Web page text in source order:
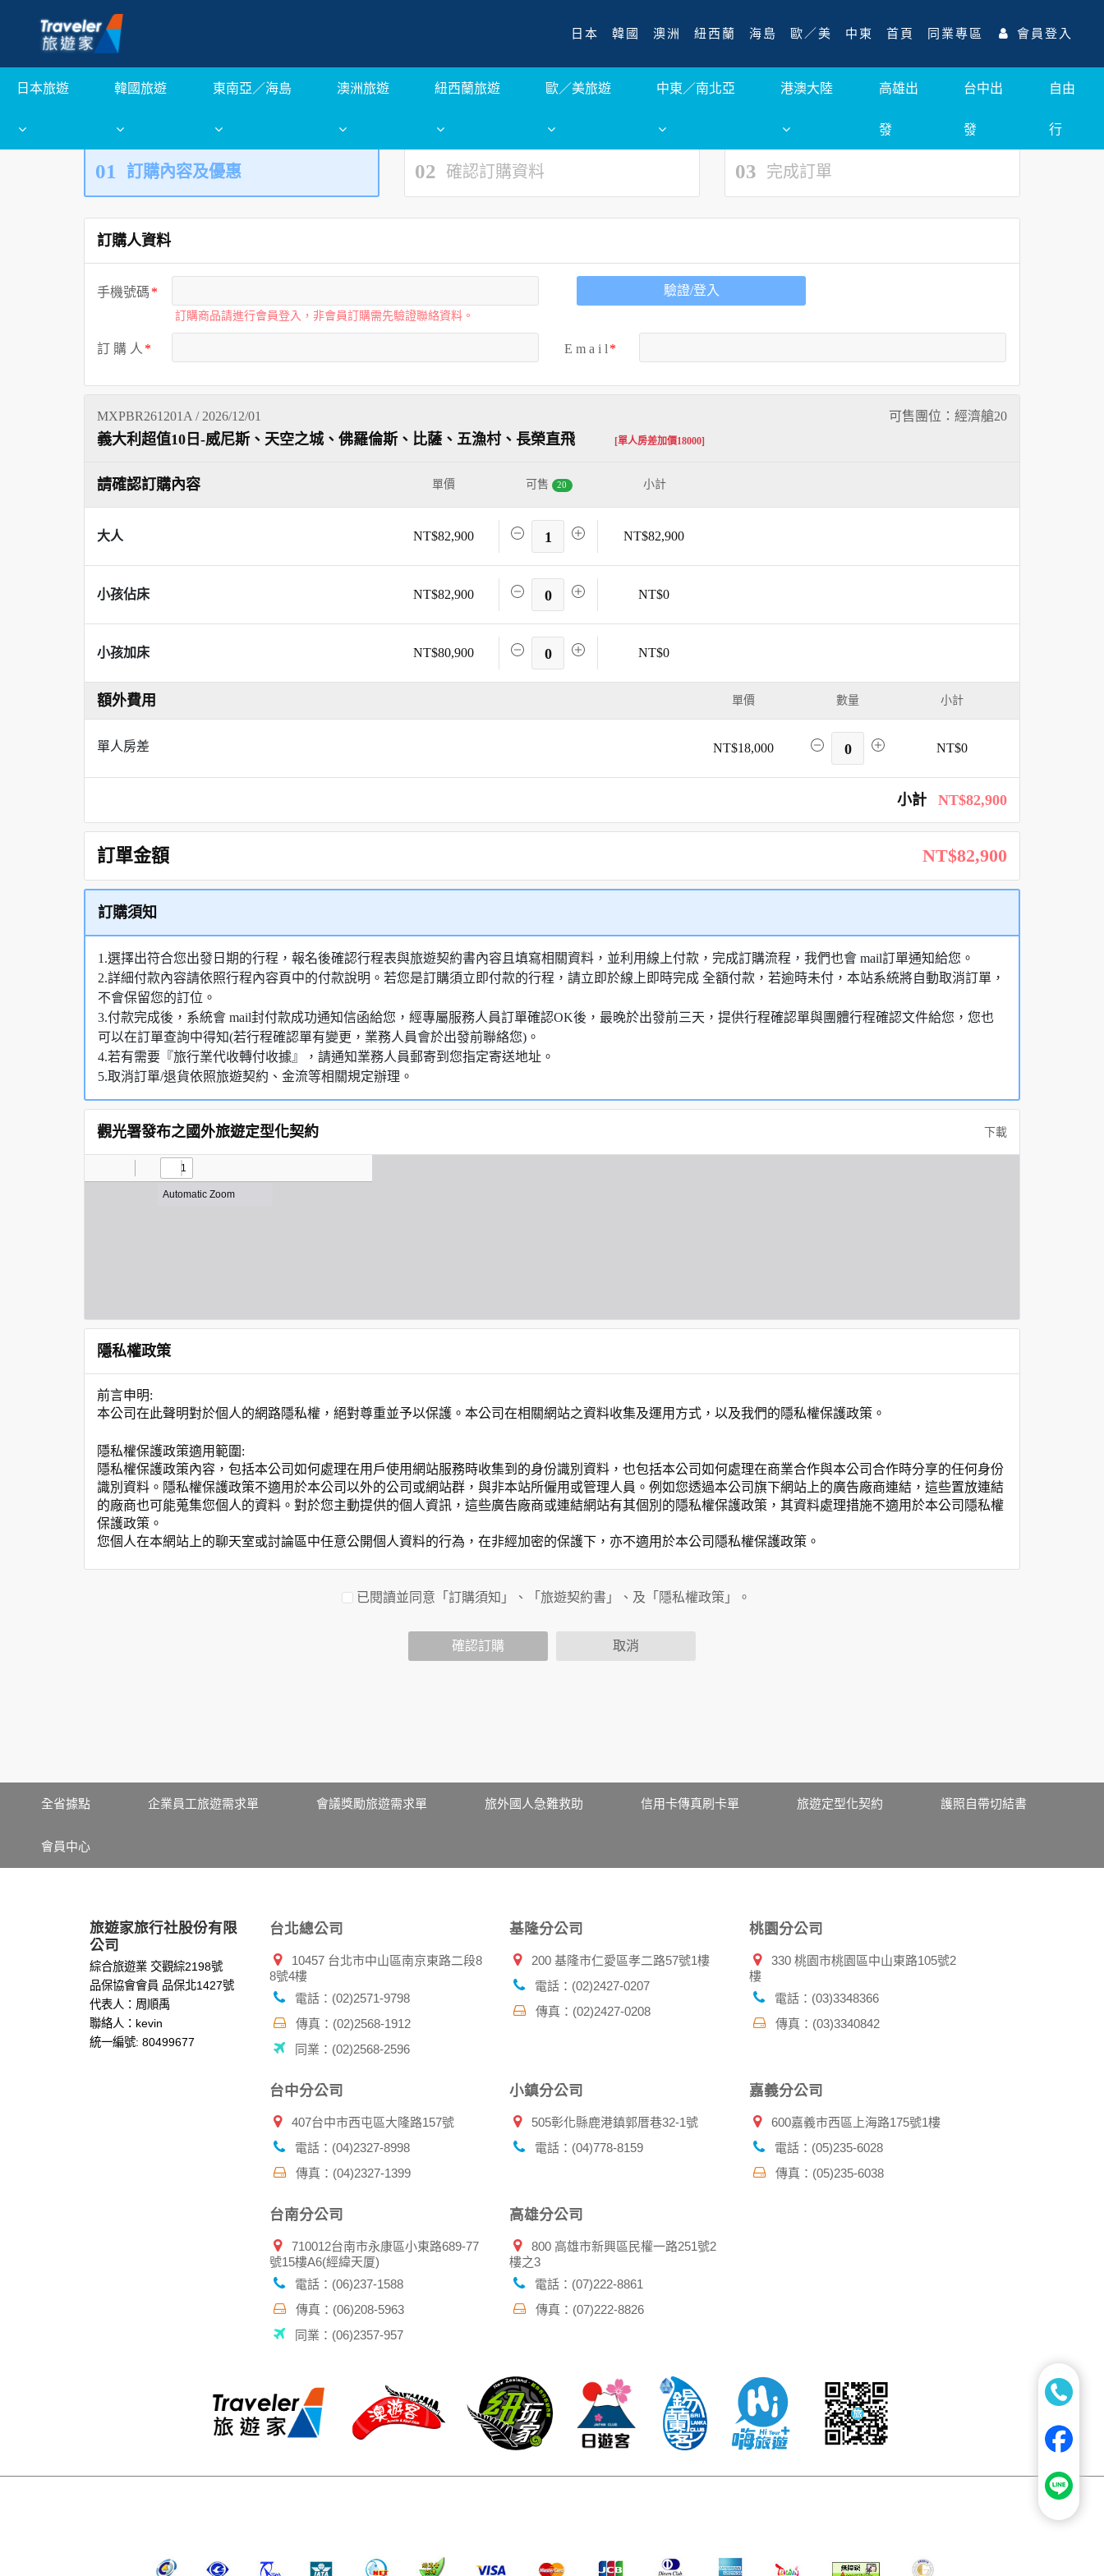
日本 韓國 澳洲 紐西蘭 海島 歐／美 中東 首頁 同業專區 會員登入
日本旅遊 韓國旅遊 東南亞／海島 澳洲旅遊 紐西蘭旅遊 歐／美旅遊 中東／南北亞 港澳大陸 高雄出
發
台中出
發
自由
行
01 訂購內容及優惠 02 確認訂購資料 03 完成訂單
訂購人資料
手機號碼
訂購商品請進行會員登入，非會員訂購需先驗證聯絡資料。
驗證/登入
訂 購 人 E m a i l
MXPBR261201A / 2026/12/01 可售團位：經濟艙20
義大利超值10日-威尼斯、天空之城、佛羅倫斯、比薩、五漁村、長榮直飛 [單人房差加價18000]
請確認訂購內容 單價 可售 20 小計
大人 NT$82,900 1 NT$82,900
小孩佔床 NT$82,900 0 NT$0
小孩加床 NT$80,900 0 NT$0
額外費用 單價 數量 小計
單人房差 NT$18,000 0 NT$0
小計 NT$82,900
訂單金額 NT$82,900
訂購須知
1.選擇出符合您出發日期的行程，報名後確認行程表與旅遊契約書內容且填寫相關資料，並利用線上付款，完成訂購流程，我們也會 mail訂單通知給您。
2.詳細付款內容請依照行程內容頁中的付款說明。若您是訂購須立即付款的行程，請立即於線上即時完成 全額付款，若逾時未付，本站系統將自動取消訂單，
不會保留您的訂位。
3.付款完成後，系統會 mail封付款成功通知信函給您，經專屬服務人員訂單確認OK後，最晚於出發前三天，提供行程確認單與團體行程確認文件給您，您也
可以在訂單查詢中得知(若行程確認單有變更，業務人員會於出發前聯絡您)。
4.若有需要『旅行業代收轉付收據』，請通知業務人員郵寄到您指定寄送地址。
5.取消訂單/退貨依照旅遊契約、金流等相關規定辦理。
觀光署發布之國外旅遊定型化契約 下載
隱私權政策
前言申明:
本公司在此聲明對於個人的網路隱私權，絕對尊重並予以保護。本公司在相關網站之資料收集及運用方式，以及我們的隱私權保護政策。
隱私權保護政策適用範圍:
隱私權保護政策內容，包括本公司如何處理在用戶使用網站服務時收集到的身份識別資料，也包括本公司如何處理在商業合作與本公司合作時分享的任何身份
識別資料。隱私權保護政策不適用於本公司以外的公司或網站群，與非本站所僱用或管理人員。例如您透過本公司旗下網站上的廣告廠商連結，這些置放連結
的廠商也可能蒐集您個人的資料。對於您主動提供的個人資訊，這些廣告廠商或連結網站有其個別的隱私權保護政策，其資料處理措施不適用於本公司隱私權
保護政策。
您個人在本網站上的聊天室或討論區中任意公開個人資料的行為，在非經加密的保護下，亦不適用於本公司隱私權保護政策。
為了在本網站提供您最佳的互動性服務，可能會請您提供相關個人的資料，其範圍如下：
於一般瀏覽時，伺服器會自行記錄相關行徑，包括您使用連線設備的 IP 位址、使用時間、使用的瀏覽器、瀏覽及點選資料記錄等，做為我們增進網站服務的
其他除了上述，會保留您在上網瀏覽或查詢時，伺服器自行產生的相關記錄，包括您使用連線設備的 IP 位址、使用時間、使用的瀏覽器、瀏覽及點選資料紀
錄等。本網站會對個別連線者的瀏覽器予以標示，歸納使用者瀏覽器在本網站內部所瀏覽的網頁，除非您願意告知您的個人資料，否則本網站不會也無法將此
本網站將在事前或註冊登錄取得您的同意後，傳送商業性資料或電子郵件給您。本公司除了在該資料或電子郵件上註明是由本公司發送，也會在該資料或電子
資料使用:
本公司不會向任何人出售或出借您的個人識別資料。
在以下情況下， 本公司會向其他人士或公司提供您的個人識別資料：
1.遵守法令或政府機關的要求；或我們發覺您在網站上的行為違反本公司旗下網站的會員條款或產品、服務的特定使用指南。
2.為了保護使用者個人隱私，我們無法為您查詢其他使用者的帳號資料。若您有相關法律上問題需查閱他人資料時，請務必向警政單位提出告訴，我們將全力
配合警政單位調查並提供所有相關資料，以協助調查及破案！
自我保護措施:
服務後，務必記得登出帳戶或關閉網頁瀏覽器，以防止他人讀取您的個人資料。
已閱讀並同意「訂購須知」、「旅遊契約書」、及「隱私權政策」。
確認訂購 取消
全省據點 企業員工旅遊需求單 會議獎勵旅遊需求單 旅外國人急難救助 信用卡傳真刷卡單 旅遊定型化契約 護照自帶切結書
會員中心
旅遊家旅行社股份有限
公司
綜合旅遊業 交觀綜2198號
品保協會會員 品保北1427號
代表人：周順禹
聯絡人：kevin
統一編號: 80499677
台北總公司
10457 台北市中山區南京東路二段8
8號4樓
電話：(02)2571-9798
傳真：(02)2568-1912
同業：(02)2568-2596
基隆分公司
200 基隆市仁愛區孝二路57號1樓
電話：(02)2427-0207
傳真：(02)2427-0208
桃園分公司
330 桃園市桃園區中山東路105號2
樓
電話：(03)3348366
傳真：(03)3340842
台中分公司
407台中市西屯區大隆路157號
電話：(04)2327-8998
傳真：(04)2327-1399
小鎮分公司
505彰化縣鹿港鎮郭厝巷32-1號
電話：(04)778-8159
嘉義分公司
600嘉義市西區上海路175號1樓
電話：(05)235-6028
傳真：(05)235-6038
台南分公司
710012台南市永康區小東路689-77
號15樓A6(經緯天厦)
電話：(06)237-1588
傳真：(06)208-5963
同業：(06)2357-957
高雄分公司
800 高雄市新興區民權一路251號2
樓之3
電話：(07)222-8861
傳真：(07)222-8826